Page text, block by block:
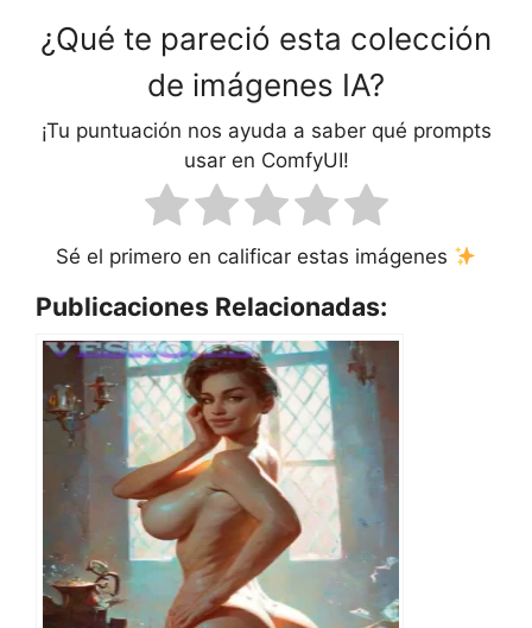
¿Qué te pareció esta colección
de imágenes IA?
¡Tu puntuación nos ayuda a saber qué prompts
usar en ComfyUI!
Sé el primero en calificar estas imágenes
Publicaciones Relacionadas: